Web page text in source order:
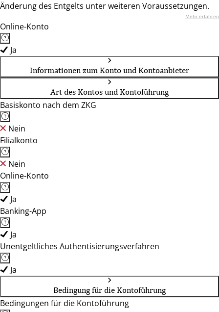
Änderung des Entgelts unter weiteren Voraussetzungen.
Mehr erfahren
Online-Konto
Ja
Informationen zum Konto und Kontoanbieter
Art des Kontos und Kontoführung
Basiskonto nach dem ZKG
Nein
Filialkonto
Nein
Online-Konto
Ja
Banking-App
Ja
Unentgeltliches Authentisierungsverfahren
Ja
Bedingung für die Kontoführung
Bedingungen für die Kontoführung